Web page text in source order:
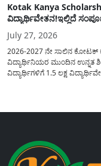
Kotak Kanya
ವಿದ್ಯಾರ್ಥಿವೇತನ!ಇಲ್ಲಿದೆ
July 27, 2026
2026-2027 ನೇ ಸಾಲಿನ ಕೋಟಕ್
ವಿದ್ಯಾರ್ಥಿನಿಯರ ಮುಂದಿನ ಉನ್ನತ
ವಿದ್ಯಾರ್ಥಿಗಳಿಗೆ 1.5 ಲಕ್ಷ